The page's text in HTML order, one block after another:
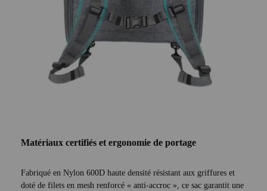
Matériaux certifiés et ergonomie de portage
Fabriqué en Nylon 600D haute densité résistant aux griffures et
doté de filets en mesh renforcé « anti-accroc », ce sac garantit une